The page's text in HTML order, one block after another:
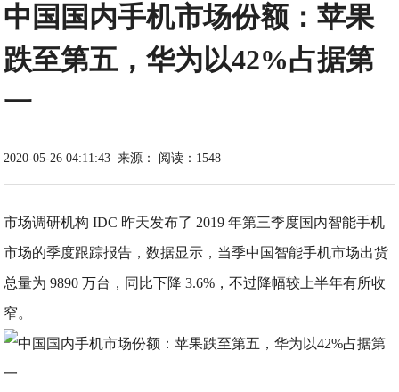
中国国内手机市场份额：苹果
跌至第五，华为以42%占据第
一
2020-05-26 04:11:43 来源： 阅读：1548
市场调研机构 IDC 昨天发布了 2019 年第三季度国内智能手机
市场的季度跟踪报告，数据显示，当季中国智能手机市场出货
总量为 9890 万台，同比下降 3.6%，不过降幅较上半年有所收
窄。